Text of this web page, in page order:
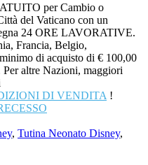
per Cambio o
del Vaticano con un
24 ORE LAVORATIVE.
Francia, Belgio,
di acquisto di € 100,00
altre Nazioni, maggiori
DI VENDITA !
, Tutina Neonato Disney,